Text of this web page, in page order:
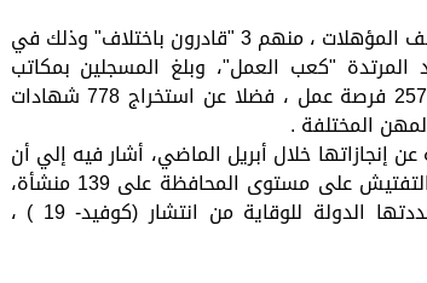
وأشار الوزير إلي أن المديرية قامت بتعيين 585 شاباً من مختلف المؤهلات ، منهم 3 "قادرون باختلاف" وذلك في
"كعب العمل"، وبلغ المسجلين بمكاتب
التشغيل 1712 شاباً منهم 6 " قادرون باختلاف " ، وتوفير 257 فرصة عمل ، فضلا عن استخراج 778 شهادات
المختلفة .
إنجازاتها خلال أبريل الماضي، أشار فيه إلي أن
المديرية قامت من خلال مكاتب السلامة والصحة المهنية بالتفتيش على مستوى المحافظة على 139 منشأة،
وذلك في إطار متابعة تطبيق الإجراءات الاحترازية التى حددتها الدولة للوقاية من انتشار (كوفيد- 19 ) ،